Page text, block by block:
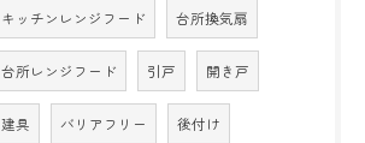
キッチンレンジフード 台所換気扇
台所レンジフード 引戸 開き戸
建具 バリアフリー 後付け